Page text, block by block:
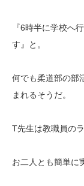
『6時半に学校へ
す』と。
何でも柔道部の部
まれるそうだ。
T先生は教職員の
お二人とも簡単に